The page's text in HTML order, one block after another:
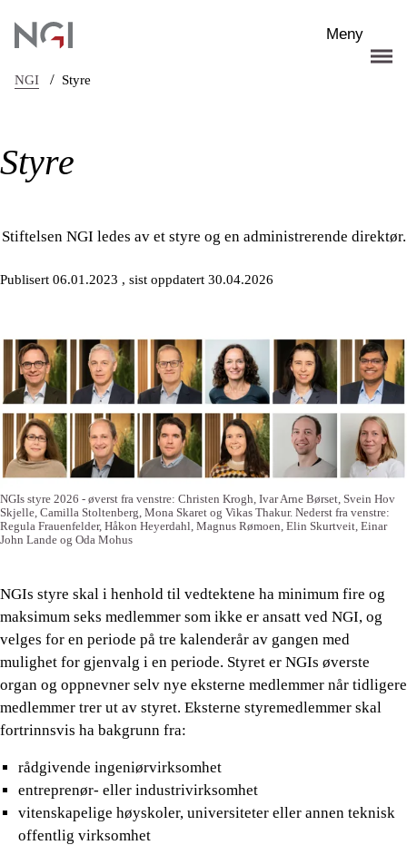
Meny
NGI / Styre
Styre
Stiftelsen NGI ledes av et styre og en administrerende direktør.
Publisert 06.01.2023 , sist oppdatert 30.04.2026
NGIs styre 2026 - øverst fra venstre: Christen Krogh, Ivar Arne Børset, Svein Hov
Skjelle, Camilla Stoltenberg, Mona Skaret og Vikas Thakur. Nederst fra venstre:
Regula Frauenfelder, Håkon Heyerdahl, Magnus Rømoen, Elin Skurtveit, Einar
John Lande og Oda Mohus
NGIs styre skal i henhold til vedtektene ha minimum fire og
maksimum seks medlemmer som ikke er ansatt ved NGI, og
velges for en periode på tre kalenderår av gangen med
mulighet for gjenvalg i en periode. Styret er NGIs øverste
organ og oppnevner selv nye eksterne medlemmer når tidligere
medlemmer trer ut av styret. Eksterne styremedlemmer skal
fortrinnsvis ha bakgrunn fra:
rådgivende ingeniørvirksomhet
entreprenør- eller industrivirksomhet
vitenskapelige høyskoler, universiteter eller annen teknisk
offentlig virksomhet